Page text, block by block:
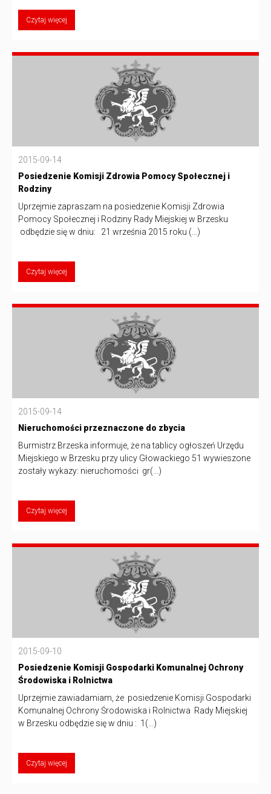
Czytaj więcej
2015-09-14
Posiedzenie Komisji Zdrowia Pomocy Społecznej i
Rodziny
Uprzejmie zapraszam na posiedzenie Komisji Zdrowia
Pomocy Społecznej i Rodziny Rady Miejskiej w Brzesku
odbędzie się w dniu: 21 września 2015 roku (...)
Czytaj więcej
2015-09-14
Nieruchomości przeznaczone do zbycia
Burmistrz Brzeska informuje, że na tablicy ogłoszeń Urzędu
Miejskiego w Brzesku przy ulicy Głowackiego 51 wywieszone
zostały wykazy: nieruchomości gr(...)
Czytaj więcej
2015-09-10
Posiedzenie Komisji Gospodarki Komunalnej Ochrony
Środowiska i Rolnictwa
Uprzejmie zawiadamiam, że posiedzenie Komisji Gospodarki
Komunalnej Ochrony Środowiska i Rolnictwa Rady Miejskiej
w Brzesku odbędzie się w dniu : 1(...)
Czytaj więcej